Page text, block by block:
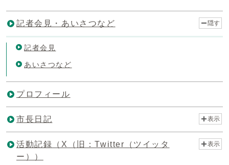
記者会見・あいさつなど 隠す
記者会見
あいさつなど
プロフィール
市長日記 表示
活動記録（X（旧：Twitter（ツイッタ
ー））
表示